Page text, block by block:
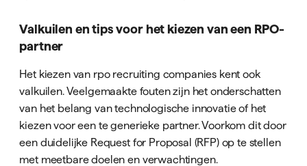
Valkuilen en tips voor het kiezen van een RPO-
partner
Het kiezen van rpo recruiting companies kent ook
valkuilen. Veelgemaakte fouten zijn het onderschatten
van het belang van technologische innovatie of het
kiezen voor een te generieke partner. Voorkom dit door
een duidelijke Request for Proposal (RFP) op te stellen
met meetbare doelen en verwachtingen.